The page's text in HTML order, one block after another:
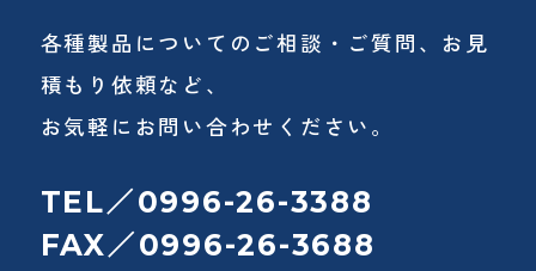
各種製品についてのご相談・ご質問、お見
積もり依頼など、
お気軽にお問い合わせください。
TEL／0996-26-3388
FAX／0996-26-3688